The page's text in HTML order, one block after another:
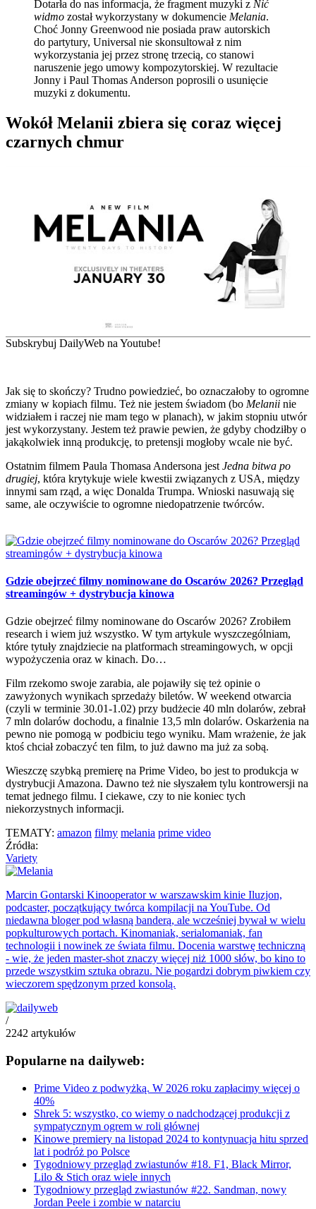
Dotarła do nas informacja, że fragment muzyki z Nić
widmo został wykorzystany w dokumencie Melania.
Choć Jonny Greenwood nie posiada praw autorskich
do partytury, Universal nie skonsultował z nim
wykorzystania jej przez stronę trzecią, co stanowi
naruszenie jego umowy kompozytorskiej. W rezultacie
Jonny i Paul Thomas Anderson poprosili o usunięcie
muzyki z dokumentu.
Wokół Melanii zbiera się coraz więcej
czarnych chmur
Subskrybuj DailyWeb na Youtube!
Jak się to skończy? Trudno powiedzieć, bo oznaczałoby to ogromne
zmiany w kopiach filmu. Też nie jestem świadom (bo Melanii nie
widziałem i raczej nie mam tego w planach), w jakim stopniu utwór
jest wykorzystany. Jestem też prawie pewien, że gdyby chodziłby o
jakąkolwiek inną produkcję, to pretensji mogłoby wcale nie być.
Ostatnim filmem Paula Thomasa Andersona jest Jedna bitwa po
drugiej, która krytykuje wiele kwestii związanych z USA, między
innymi sam rząd, a więc Donalda Trumpa. Wnioski nasuwają się
same, ale oczywiście to ogromne niedopatrzenie twórców.
Gdzie obejrzeć filmy nominowane do Oscarów 2026? Przegląd
streamingów + dystrybucja kinowa
Gdzie obejrzeć filmy nominowane do Oscarów 2026? Zrobiłem
research i wiem już wszystko. W tym artykule wyszczególniam,
które tytuły znajdziecie na platformach streamingowych, w opcji
wypożyczenia oraz w kinach. Do…
Film rzekomo swoje zarabia, ale pojawiły się też opinie o
zawyżonych wynikach sprzedaży biletów. W weekend otwarcia
(czyli w terminie 30.01-1.02) przy budżecie 40 mln dolarów, zebrał
7 mln dolarów dochodu, a finalnie 13,5 mln dolarów. Oskarżenia na
pewno nie pomogą w podbiciu tego wyniku. Mam wrażenie, że jak
ktoś chciał zobaczyć ten film, to już dawno ma już za sobą.
Wieszczę szybką premierę na Prime Video, bo jest to produkcja w
dystrybucji Amazona. Dawno też nie słyszałem tylu kontrowersji na
temat jednego filmu. I ciekawe, czy to nie koniec tych
niekorzystnych informacji.
TEMATY: amazon filmy melania prime video
Źródła:
Variety
Marcin Gontarski Kinooperator w warszawskim kinie Iluzjon,
podcaster, początkujący twórca kompilacji na YouTube. Od
niedawna bloger pod własną banderą, ale wcześniej bywał w wielu
popkulturowych portach. Kinomaniak, serialomaniak, fan
technologii i nowinek ze świata filmu. Docenia warstwę techniczną
- wie, że jeden master-shot znaczy więcej niż 1000 słów, bo kino to
przede wszystkim sztuka obrazu. Nie pogardzi dobrym piwkiem czy
wieczorem spędzonym przed konsolą.
/
2242 artykułów
Popularne na dailyweb:
Prime Video z podwyżką. W 2026 roku zapłacimy więcej o
40%
Shrek 5: wszystko, co wiemy o nadchodzącej produkcji z
sympatycznym ogrem w roli głównej
Kinowe premiery na listopad 2024 to kontynuacja hitu sprzed
lat i podróż po Polsce
Tygodniowy przegląd zwiastunów #18. F1, Black Mirror,
Lilo & Stich oraz wiele innych
Tygodniowy przegląd zwiastunów #22. Sandman, nowy
Jordan Peele i zombie w natarciu